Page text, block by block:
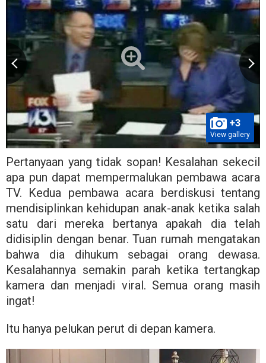
+3
View gallery
Pertanyaan yang tidak sopan! Kesalahan sekecil
apa pun dapat mempermalukan pembawa acara
TV. Kedua pembawa acara berdiskusi tentang
mendisiplinkan kehidupan anak-anak ketika salah
satu dari mereka bertanya apakah dia telah
didisiplin dengan benar. Tuan rumah mengatakan
bahwa dia dihukum sebagai orang dewasa.
Kesalahannya semakin parah ketika tertangkap
kamera dan menjadi viral. Semua orang masih
ingat!
Itu hanya pelukan perut di depan kamera.